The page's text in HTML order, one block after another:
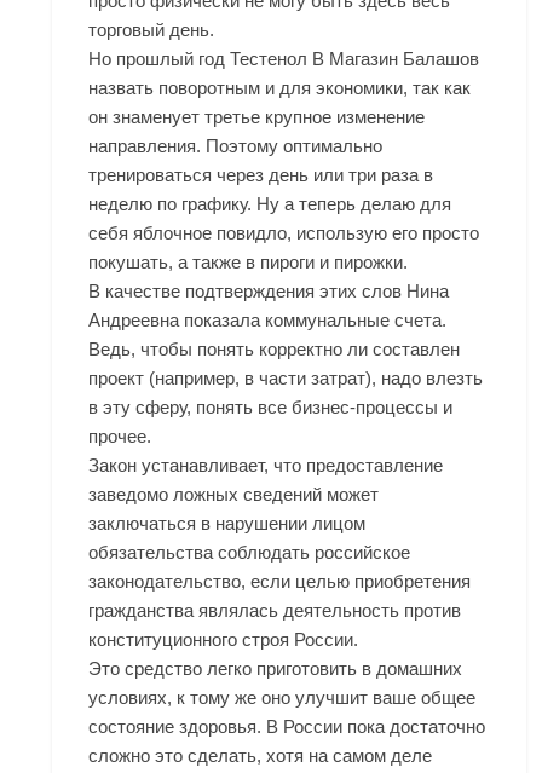
торговый день.
Но прошлый год Тестенол В Магазин Балашов
назвать поворотным и для экономики, так как
он знаменует третье крупное изменение
направления. Поэтому оптимально
тренироваться через день или три раза в
неделю по графику. Ну а теперь делаю для
себя яблочное повидло, использую его просто
покушать, а также в пироги и пирожки.
В качестве подтверждения этих слов Нина
Андреевна показала коммунальные счета.
Ведь, чтобы понять корректно ли составлен
проект (например, в части затрат), надо влезть
в эту сферу, понять все бизнес-процессы и
прочее.
Закон устанавливает, что предоставление
заведомо ложных сведений может
заключаться в нарушении лицом
обязательства соблюдать российское
законодательство, если целью приобретения
гражданства являлась деятельность против
конституционного строя России.
Это средство легко приготовить в домашних
условиях, к тому же оно улучшит ваше общее
состояние здоровья. В России пока достаточно
сложно это сделать, хотя на самом деле